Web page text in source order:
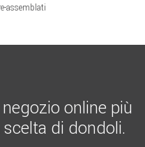
assemblati
online più
scelta di dondoli.